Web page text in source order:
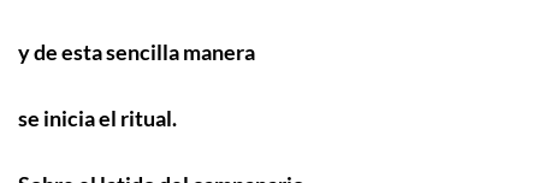
y de esta sencilla manera
se inicia el ritual.